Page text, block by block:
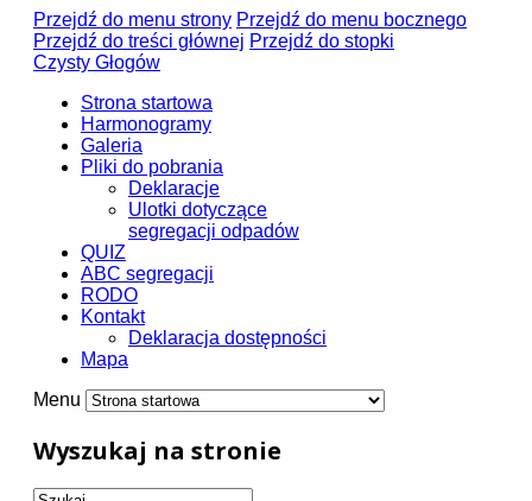
Przejdź do menu strony Przejdź do menu bocznego
Przejdź do treści głównej Przejdź do stopki
Czysty Głogów
Strona startowa
Harmonogramy
Galeria
Pliki do pobrania
Deklaracje
Ulotki dotyczące
segregacji odpadów
QUIZ
ABC segregacji
RODO
Kontakt
Deklaracja dostępności
Mapa
Menu
Wyszukaj na stronie